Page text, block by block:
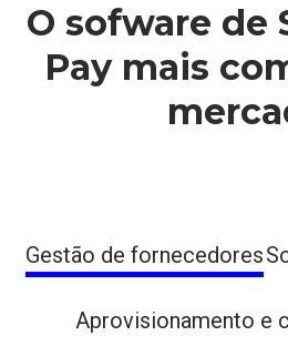
O sofware de
Pay mais
Gestão de fornecedores
Aprovisionamento e